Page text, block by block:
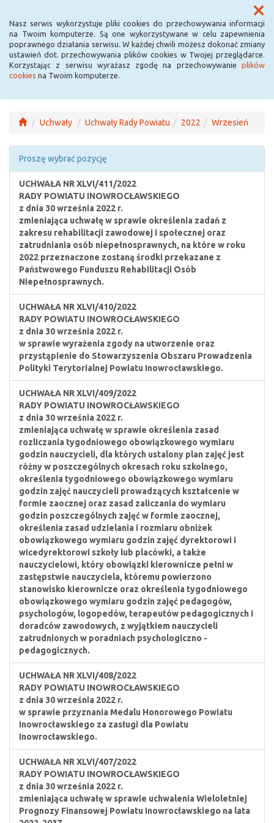
Nasz serwis wykorzystuje pliki cookies do przechowywania informacji
na Twoim komputerze. Są one wykorzystywane w celu zapewnienia
poprawnego działania serwisu. W każdej chwili możesz dokonać zmiany
ustawień dot. przechowywania plików cookies w Twojej przeglądarce.
Korzystając z serwisu wyrażasz zgodę na przechowywanie plików
cookies na Twoim komputerze.
Menu
Uchwały Uchwały Rady Powiatu 2022 Wrzesień
Proszę wybrać pozycję
UCHWAŁA NR XLVI/411/2022
RADY POWIATU INOWROCŁAWSKIEGO
z dnia 30 września 2022 r.
zmieniająca uchwałę w sprawie określenia zadań z
zakresu rehabilitacji zawodowej i społecznej oraz
zatrudniania osób niepełnosprawnych, na które w roku
2022 przeznaczone zostaną środki przekazane z
Państwowego Funduszu Rehabilitacji Osób
Niepełnosprawnych.
UCHWAŁA NR XLVI/410/2022
RADY POWIATU INOWROCŁAWSKIEGO
z dnia 30 września 2022 r.
w sprawie wyrażenia zgody na utworzenie oraz
przystąpienie do Stowarzyszenia Obszaru Prowadzenia
Polityki Terytorialnej Powiatu Inowrocławskiego.
UCHWAŁA NR XLVI/409/2022
RADY POWIATU INOWROCŁAWSKIEGO
z dnia 30 września 2022 r.
zmieniająca uchwałę w sprawie określenia zasad
rozliczania tygodniowego obowiązkowego wymiaru
godzin nauczycieli, dla których ustalony plan zajęć jest
różny w poszczególnych okresach roku szkolnego,
określenia tygodniowego obowiązkowego wymiaru
godzin zajęć nauczycieli prowadzących kształcenie w
formie zaocznej oraz zasad zaliczania do wymiaru
godzin poszczególnych zajęć w formie zaocznej,
określenia zasad udzielania i rozmiaru obniżek
obowiązkowego wymiaru godzin zajęć dyrektorowi i
wicedyrektorowi szkoły lub placówki, a także
nauczycielowi, który obowiązki kierownicze pełni w
zastępstwie nauczyciela, któremu powierzono
stanowisko kierownicze oraz określenia tygodniowego
obowiązkowego wymiaru godzin zajęć pedagogów,
psychologów, logopedów, terapeutów pedagogicznych i
doradców zawodowych, z wyjątkiem nauczycieli
zatrudnionych w poradniach psychologiczno -
pedagogicznych.
UCHWAŁA NR XLVI/408/2022
RADY POWIATU INOWROCŁAWSKIEGO
z dnia 30 września 2022 r.
w sprawie przyznania Medalu Honorowego Powiatu
Inowrocławskiego za zasługi dla Powiatu
Inowrocławskiego.
UCHWAŁA NR XLVI/407/2022
RADY POWIATU INOWROCŁAWSKIEGO
z dnia 30 września 2022 r.
zmieniająca uchwałę w sprawie uchwalenia Wieloletniej
Prognozy Finansowej Powiatu Inowrocławskiego na lata